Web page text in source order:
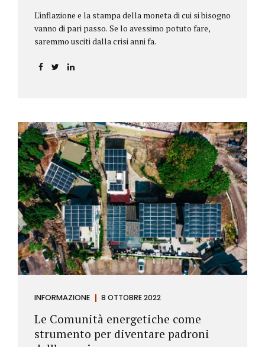
L'inflazione e la stampa della moneta di cui si bisogno
vanno di pari passo. Se lo avessimo potuto fare,
saremmo usciti dalla crisi anni fa.
INFORMAZIONE 8 OTTOBRE 2022
Le Comunità energetiche come
strumento per diventare padroni